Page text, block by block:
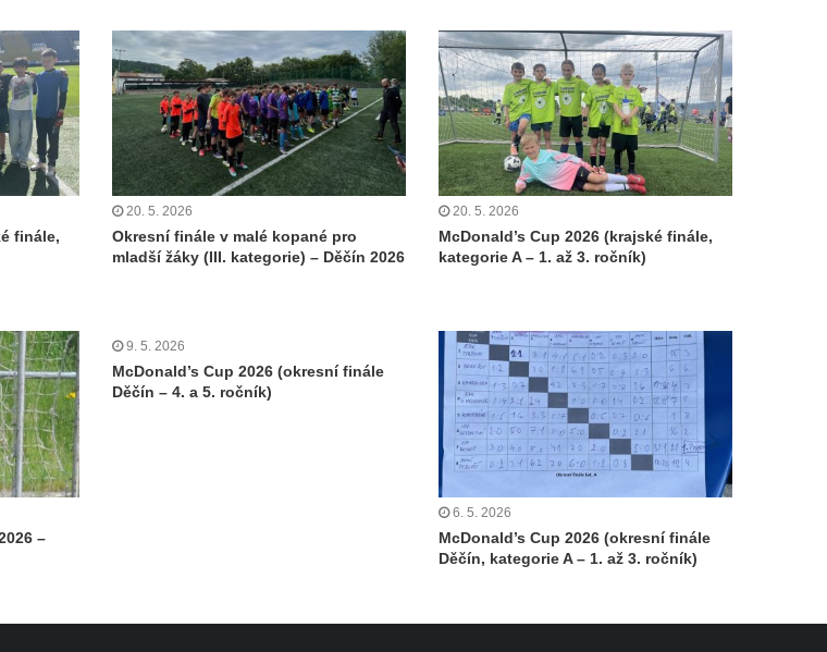
finále,
20. 5. 2026
Okresní finále v malé kopané pro
mladší žáky (III. kategorie) – Děčín 2026
20. 5. 2026
McDonald’s Cup 2026 (krajské finále,
kategorie A – 1. až 3. ročník)
–
9. 5. 2026
McDonald’s Cup 2026 (okresní finále
Děčín – 4. a 5. ročník)
6. 5. 2026
McDonald’s Cup 2026 (okresní finále
Děčín, kategorie A – 1. až 3. ročník)